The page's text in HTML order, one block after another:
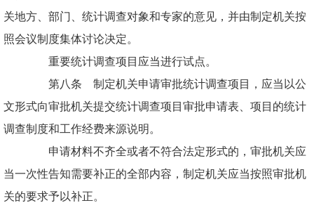
关地方、部门、统计调查对象和专家的意见，并由制定机关按
照会议制度集体讨论决定。
重要统计调查项目应当进行试点。
第八条 制定机关申请审批统计调查项目，应当以公
文形式向审批机关提交统计调查项目审批申请表、项目的统计
调查制度和工作经费来源说明。
申请材料不齐全或者不符合法定形式的，审批机关应
当一次性告知需要补正的全部内容，制定机关应当按照审批机
关的要求予以补正。